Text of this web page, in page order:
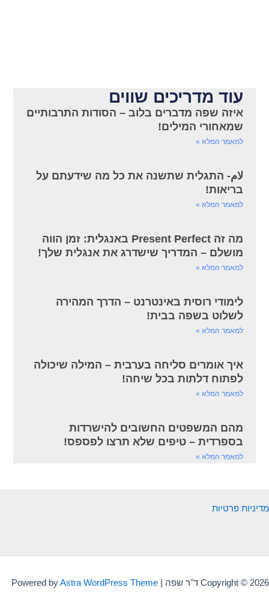
עוד מדריכים שווים
איזה שפה מדברים בלוב – הסודות התרבותיים
שמאחורי המילים!
למאמר המלא »
لام- התגלית שתשנה את כל מה שידעתם על
בריאות!
למאמר המלא »
מה זה Present Perfect באנגלית: זמן הווה
מושלם – המדריך שישדרג את אנגלית שלך!
למאמר המלא »
לימודי רוסית באינטרנט – הדרך המהירה
לשלוט בשפה בבית!
למאמר המלא »
איך אומרים סליחה בערבית – המילה שיכולה
לפתוח דלתות בכל שיחה!
למאמר המלא »
מהם המשפטים החשובים להישרדות
בספרדית – טיפים שלא תרצו לפספס!
למאמר המלא »
מדיניות פרטיות
Copyright © 2026 ד"ר שפה | Powered by Astra WordPress Theme